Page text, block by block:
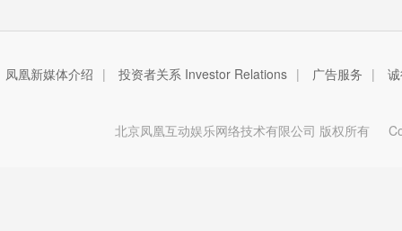
凤凰新媒体介绍 | 投资者关系 Investor Relations | 广告服务 |
北京凤凰互动娱乐网络技术有限公司 版权所有